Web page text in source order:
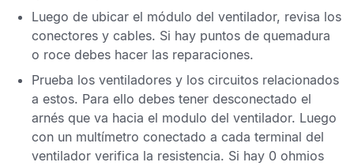
Luego de ubicar el módulo del ventilador, revisa los
conectores y cables. Si hay puntos de quemadura
o roce debes hacer las reparaciones.
Prueba los ventiladores y los circuitos relacionados
a estos. Para ello debes tener desconectado el
arnés que va hacia el modulo del ventilador. Luego
con un multímetro conectado a cada terminal del
ventilador verifica la resistencia. Si hay 0 ohmios